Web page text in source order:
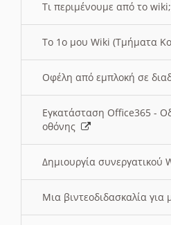
Τι περιμένουμε από το wiki;
Το 1ο μου Wiki (Τμήματα
Οφέλη από εμπλοκή σε
Εγκατάσταση Office365 -
οθόνης
Δημιουργία συνεργατικού
Μια βιντεοδιδασκαλία